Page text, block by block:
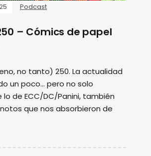
Podcast
– Cómics de papel
no tanto) 250. La actualidad
un poco... pero no solo
de ECC/DC/Panini, también
que nos absorbieron de